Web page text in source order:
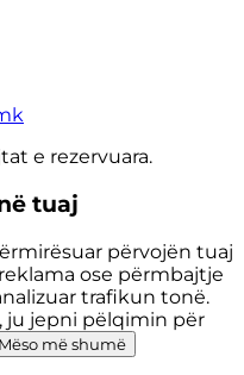
e rezervuara.
tuaj
përvojën tuaj
ose përmbajtje
trafikun tonë.
ju jepni pëlqimin për
Mëso më shumë